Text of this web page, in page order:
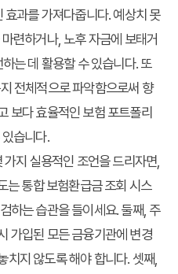
과를 가져다줍니다. 예상치 못
련하거나, 노후 자금에 보태거
는 데 활용할 수 있습니다. 또
전체적으로 파악함으로써 향
보다 효율적인 보험 포트폴리
습니다.
지 실용적인 조언을 드리자면,
는 통합 보험환급금 조회 시스
하는 습관을 들이세요. 둘째, 주
가입된 모든 금융기관에 변경
치지 않도록 해야 합니다. 셋째,